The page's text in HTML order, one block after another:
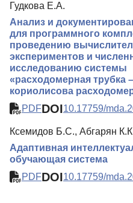
Гудкова Е.А.
Анализ и
для программного
проведению
экспериментов и
исследованию системы
«расходомерная трубка
кориолисова
PDFDOI10.17759/
Ксемидов Б.С., Абгарян
Адаптивная
обучающая система
PDFDOI10.17759/